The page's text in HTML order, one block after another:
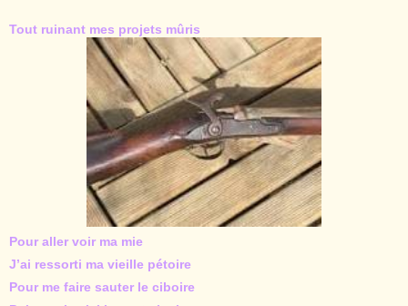
Tout ruinant mes projets mûris
Pour aller voir ma mie
J’ai ressorti ma vieille pétoire
Pour me faire sauter le ciboire